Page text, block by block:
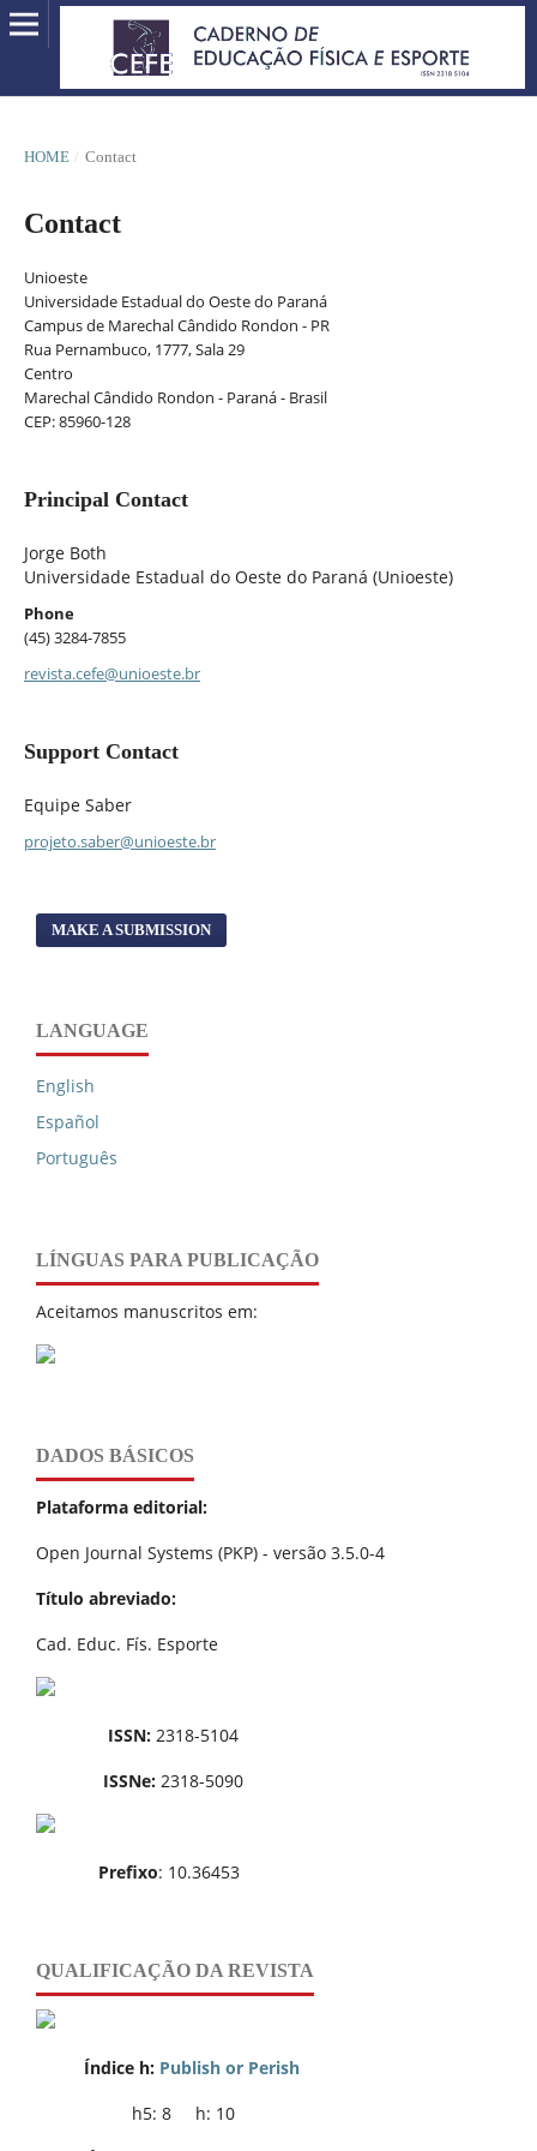
HOME / Contact
Contact
Unioeste
Universidade Estadual do Oeste do Paraná
Campus de Marechal Cândido Rondon - PR
Rua Pernambuco, 1777, Sala 29
Centro
Marechal Cândido Rondon - Paraná - Brasil
CEP: 85960-128
Principal Contact
Jorge Both
Universidade Estadual do Oeste do Paraná (Unioeste)
Phone
(45) 3284-7855
revista.cefe@unioeste.br
Support Contact
Equipe Saber
projeto.saber@unioeste.br
MAKE A SUBMISSION
LANGUAGE
English
Español
Português
LÍNGUAS PARA PUBLICAÇÃO
Aceitamos manuscritos em:
DADOS BÁSICOS
Plataforma editorial:
Open Journal Systems (PKP) - versão 3.5.0-4
Título abreviado:
Cad. Educ. Fís. Esporte
ISSN: 2318-5104
ISSNe: 2318-5090
Prefixo: 10.36453
QUALIFICAÇÃO DA REVISTA
Índice h: Publish or Perish
h5: 8 h: 10